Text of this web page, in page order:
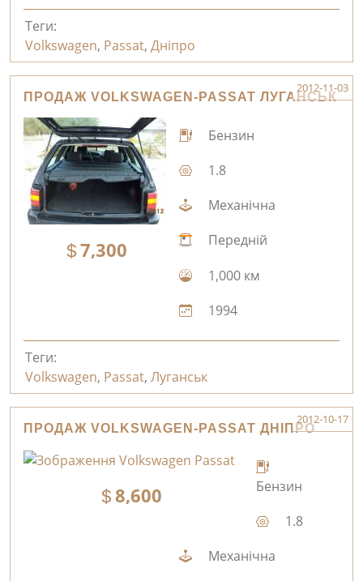
Теги:
Volkswagen, Passat, Дніпро
ПРОДАЖ VOLKSWAGEN-PASSAT ЛУГАНСЬК
2012-11-03
7,300
Бензин
1.8
Механічна
Передній
1,000 км
1994
Теги:
Volkswagen, Passat, Луганськ
ПРОДАЖ VOLKSWAGEN-PASSAT ДНІПРО
2012-10-17
8,600
Бензин
1.8
Механічна